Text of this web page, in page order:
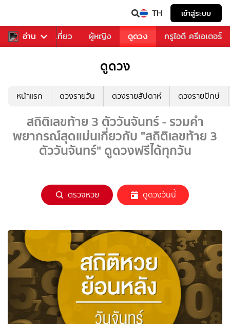
TH เข้าสู่ระบบ
อ่าน
อาหาร ท่องเที่ยว ผู้หญิง ดูดวง ทรูไอดี ครีเอเตอร์
ดูดวง
หน้าแรก ดวงรายวัน ดวงรายสัปดาห์ ดวงรายปักษ์
สถิติเลขท้าย 3 ตัววันจันทร์ - รวมคำ
พยากรณ์สุดแม่นเกี่ยวกับ "สถิติเลขท้าย 3
ตัววันจันทร์" ดูดวงฟรีได้ทุกวัน
ตรวจหวย ดูดวงวันนี้